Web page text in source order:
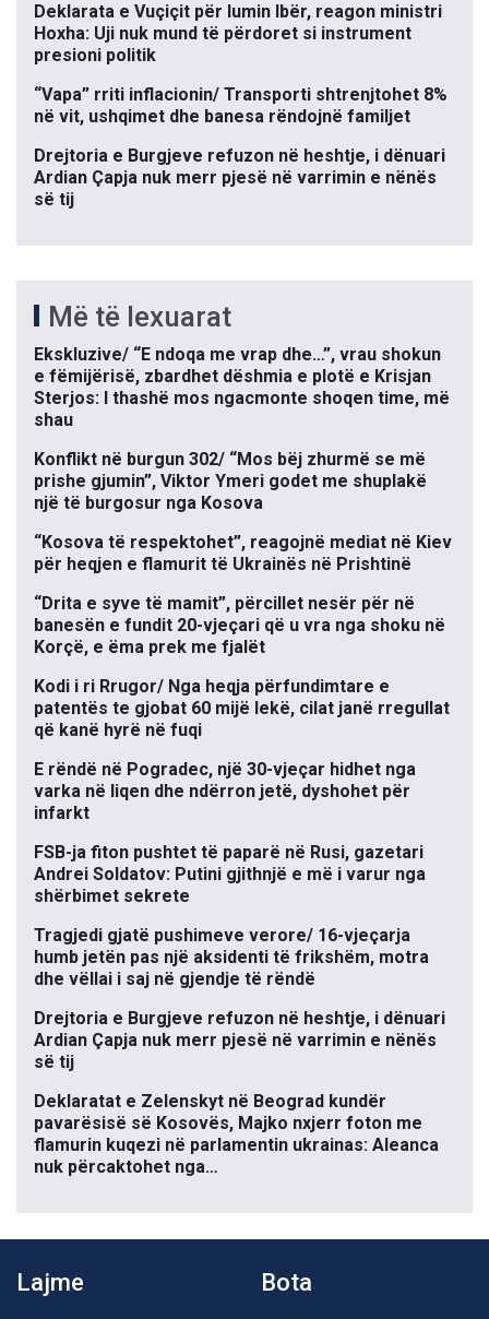
Deklarata e Vuçiçit për lumin Ibër, reagon ministri
Hoxha: Uji nuk mund të përdoret si instrument
presioni politik
“Vapa” rriti inflacionin/ Transporti shtrenjtohet 8%
në vit, ushqimet dhe banesa rëndojnë familjet
Drejtoria e Burgjeve refuzon në heshtje, i dënuari
Ardian Çapja nuk merr pjesë në varrimin e nënës
së tij
Më të lexuarat
Ekskluzive/ “E ndoqa me vrap dhe…”, vrau shokun
e fëmijërisë, zbardhet dëshmia e plotë e Krisjan
Sterjos: I thashë mos ngacmonte shoqen time, më
shau
Konflikt në burgun 302/ “Mos bëj zhurmë se më
prishe gjumin”, Viktor Ymeri godet me shuplakë
një të burgosur nga Kosova
“Kosova të respektohet”, reagojnë mediat në Kiev
për heqjen e flamurit të Ukrainës në Prishtinë
“Drita e syve të mamit”, përcillet nesër për në
banesën e fundit 20-vjeçari që u vra nga shoku në
Korçë, e ëma prek me fjalët
Kodi i ri Rrugor/ Nga heqja përfundimtare e
patentës te gjobat 60 mijë lekë, cilat janë rregullat
që kanë hyrë në fuqi
E rëndë në Pogradec, një 30-vjeçar hidhet nga
varka në liqen dhe ndërron jetë, dyshohet për
infarkt
FSB-ja fiton pushtet të paparë në Rusi, gazetari
Andrei Soldatov: Putini gjithnjë e më i varur nga
shërbimet sekrete
Tragjedi gjatë pushimeve verore/ 16-vjeçarja
humb jetën pas një aksidenti të frikshëm, motra
dhe vëllai i saj në gjendje të rëndë
Drejtoria e Burgjeve refuzon në heshtje, i dënuari
Ardian Çapja nuk merr pjesë në varrimin e nënës
së tij
Deklaratat e Zelenskyt në Beograd kundër
pavarësisë së Kosovës, Majko nxjerr foton me
flamurin kuqezi në parlamentin ukrainas: Aleanca
nuk përcaktohet nga…
Lajme Bota